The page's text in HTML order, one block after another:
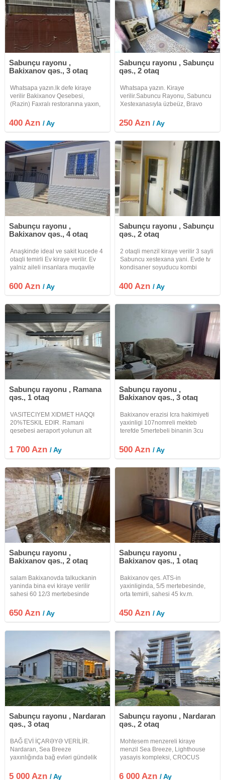
Sabunçu rayonu ,
Bakixanov qəs., 3 otaq
Whatsapa yazın.lk defe kiraye
verilir Bakixanov Qesebesi,
(Razin) Faxralı restoranına yaxın,
merkezlerine Dayanacaga
Marşuruta 200 metr mesafe, (
Heyet evi, 3
400 Azn/ Ay
Sabunçu rayonu , Sabunçu
qəs., 2 otaq
Whatsapa yazın. Kiraye
verilir.Sabuncu Rayonu, Sabuncu
Xestexanasıyla üzbeüz, Bravo
Dayanacaga piyada 3 deqiqe ve
Mektebe baxcaya yaxın 1
tikilmiş, 2 otaq, temirli,
250 Azn/ Ay
Sabunçu rayonu ,
Bakixanov qəs., 4 otaq
Anaşkinde ideal ve sakit kucede 4
otaqli temirli Ev kiraye verilir. Ev
yalniz aileli insanlara muqavile
Əşyasiz ister tam Əşyali verilir. Ofis
haqqi 30% ödəniş. Elave suallar
600 Azn/ Ay
Sabunçu rayonu , Sabunçu
qəs., 2 otaq
2 otaqli menzil kiraye verilir 3 sayli
Sabuncu xestexana yani. Evde tv
kondisaner soyuducu kombi
ucun uygundu. Temizkar seliqeli
adamlar narahat etsin. Aileye
400 Azn/ Ay
Sabunçu rayonu , Ramana
qəs., 1 otaq
VASITECIYEM XIDMET HAQQI
20%TESKIL EDIR. Ramani
qesebesi aeraport yolunun alt
icareye verilir.Binanin 3cu
mertebesinde yerlewir.Hundurluyu
1 700 Azn/ Ay
Sabunçu rayonu ,
Bakixanov qəs., 3 otaq
Bakixanov erazisi Icra hakimiyeti
yaxinligi 107nomreli mekteb
terefde 5mertebeli binanin 3cu
kiraye verilir Soyuducu
paltaryuyan divan kreslo kravat
500 Azn/ Ay
Sabunçu rayonu ,
Bakixanov qəs., 2 otaq
salam Bakixanovda talkuckanin
yaninda bina evi kiraye verilir
sahesi 60 12/3 mertebesinde
daimidir ev telefonu ve wifi
movcuddur ev aileliye ve telebe
650 Azn/ Ay
Sabunçu rayonu ,
Bakixanov qəs., 1 otaq
Bakixanov qes. ATS-in
yaxinliginda, 5/5 mertebesinde,
orta temirli, sahesi 45 kv.m.
kiraye verilir. Butun infrastruktur
etrafinda. Uzunmuddete
450 Azn/ Ay
Sabunçu rayonu , Nardaran
qəs., 3 otaq
BAĞ EVİ İÇARƏYƏ VERİLİR.
Nardaran, Sea Breeze
yaxınlığında bağ evləri gündəlik
160 m²| Super Təmirli Evdə, bütün
5 000 Azn/ Ay
Sabunçu rayonu , Nardaran
qəs., 2 otaq
Mohtesem menzereli kiraye
menzil Sea Breeze, Lighthouse
yasayis kompleksi, CROCUS
Sahe: 70 kv.m Mertebe sayı: 6/6
6 000 Azn/ Ay